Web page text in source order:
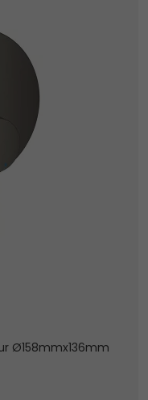
Ø158mmx136mm